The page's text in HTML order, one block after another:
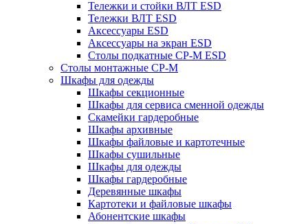
Тележки и стойки ВЛТ ESD
Тележки ВЛТ ESD
Аксессуары ESD
Аксессуары на экран ESD
Столы подкатные СР-М ESD
Столы монтажные СР-М
Шкафы для одежды
Шкафы секционные
Шкафы для сервиса сменной одежды
Скамейки гардеробные
Шкафы архивные
Шкафы файловые и картотечные
Шкафы сушильные
Шкафы для одежды
Шкафы гардеробные
Деревянные шкафы
Картотеки и файловые шкафы
Абонентские шкафы